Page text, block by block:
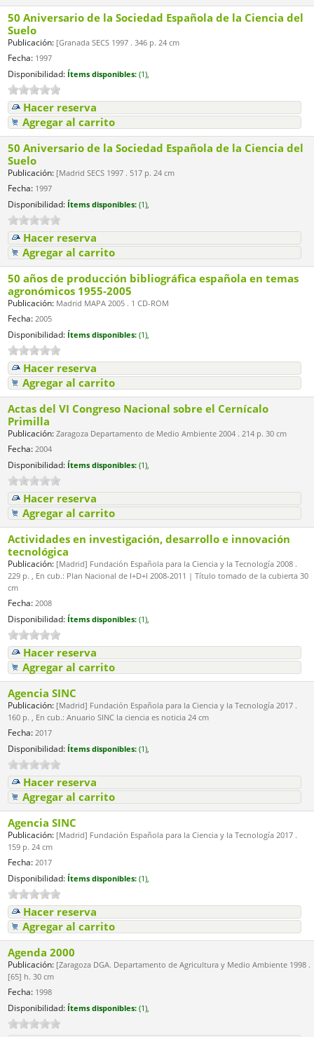
50 Aniversario de la Sociedad Española de la Ciencia del
Suelo
Publicación: [Granada SECS 1997 . 346 p. 24 cm
Fecha: 1997
Disponibilidad: Ítems disponibles: (1),
Hacer reserva
Agregar al carrito
50 Aniversario de la Sociedad Española de la Ciencia del
Suelo
Publicación: [Madrid SECS 1997 . 517 p. 24 cm
Fecha: 1997
Disponibilidad: Ítems disponibles: (1),
Hacer reserva
Agregar al carrito
50 años de producción bibliográfica española en temas
agronómicos 1955-2005
Publicación: Madrid MAPA 2005 . 1 CD-ROM
Fecha: 2005
Disponibilidad: Ítems disponibles: (1),
Hacer reserva
Agregar al carrito
Actas del VI Congreso Nacional sobre el Cernícalo
Primilla
Publicación: Zaragoza Departamento de Medio Ambiente 2004 . 214 p. 30 cm
Fecha: 2004
Disponibilidad: Ítems disponibles: (1),
Hacer reserva
Agregar al carrito
Actividades en investigación, desarrollo e innovación
tecnológica
Publicación: [Madrid] Fundación Española para la Ciencia y la Tecnología 2008 .
229 p. , En cub.: Plan Nacional de I+D+I 2008-2011 | Título tomado de la cubierta 30
cm
Fecha: 2008
Disponibilidad: Ítems disponibles: (1),
Hacer reserva
Agregar al carrito
Agencia SINC
Publicación: [Madrid] Fundación Española para la Ciencia y la Tecnología 2017 .
160 p. , En cub.: Anuario SINC la ciencia es noticia 24 cm
Fecha: 2017
Disponibilidad: Ítems disponibles: (1),
Hacer reserva
Agregar al carrito
Agencia SINC
Publicación: [Madrid] Fundación Española para la Ciencia y la Tecnología 2017 .
159 p. 24 cm
Fecha: 2017
Disponibilidad: Ítems disponibles: (1),
Hacer reserva
Agregar al carrito
Agenda 2000
Publicación: [Zaragoza DGA. Departamento de Agricultura y Medio Ambiente 1998 .
[65] h. 30 cm
Fecha: 1998
Disponibilidad: Ítems disponibles: (1),